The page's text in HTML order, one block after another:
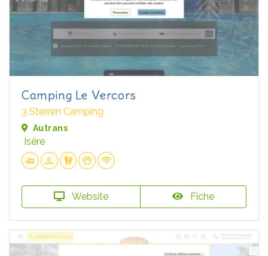
Camping Le Vercors
3 Sterren Camping
Autrans
Isère
Website Fiche